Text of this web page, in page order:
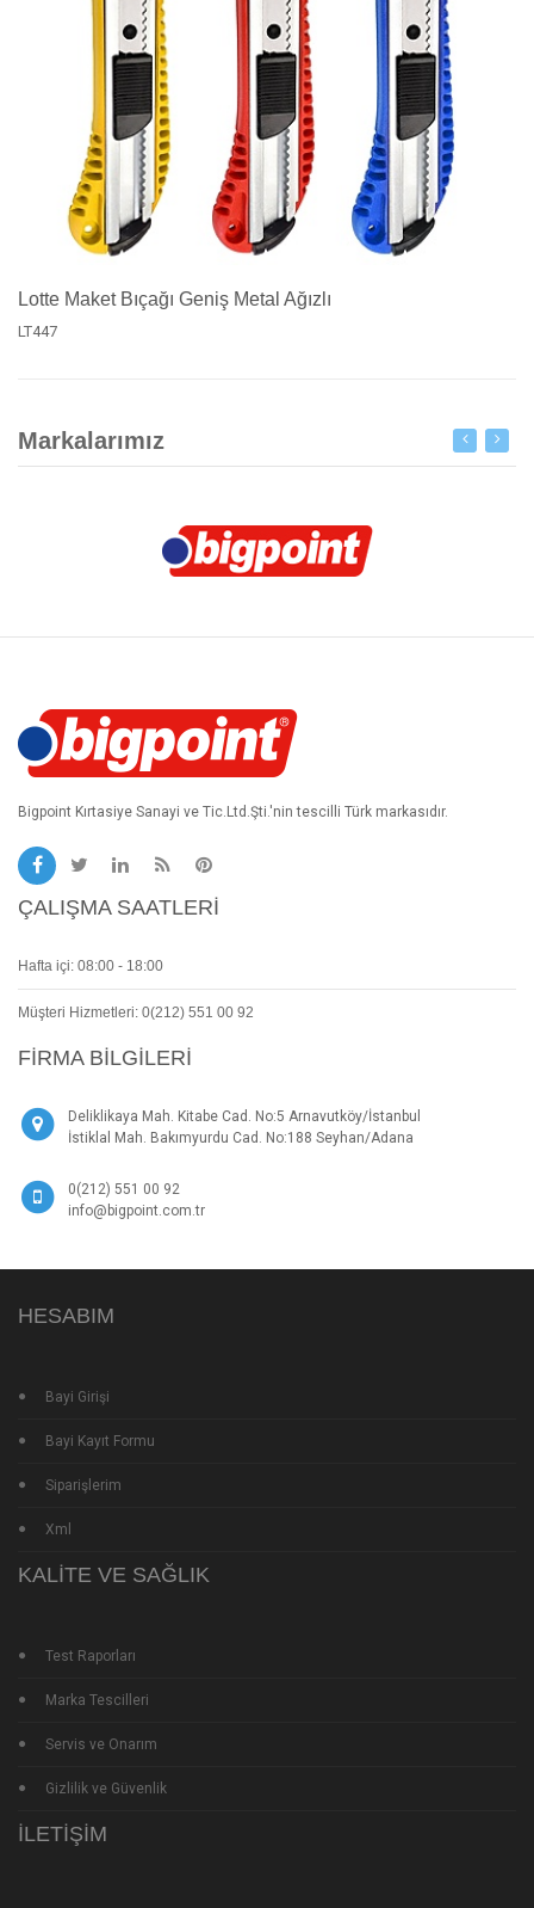
Lotte Maket Bıçağı Geniş Metal Ağızlı
LT447
Markalarımız
Bigpoint Kırtasiye Sanayi ve Tic.Ltd.Şti.'nin tescilli Türk markasıdır.
ÇALIŞMA SAATLERI
Hafta içi: 08:00 - 18:00
Müşteri Hizmetleri: 0(212) 551 00 92
FIRMA BILGILERI
Deliklikaya Mah. Kitabe Cad. No:5 Arnavutköy/İstanbul
İstiklal Mah. Bakımyurdu Cad. No:188 Seyhan/Adana
0(212) 551 00 92
info@bigpoint.com.tr
HESABIM
Bayi Girişi
Bayi Kayıt Formu
Siparişlerim
Xml
KALITE VE SAĞLIK
Test Raporları
Marka Tescilleri
Servis ve Onarım
Gizlilik ve Güvenlik
İLETIŞIM